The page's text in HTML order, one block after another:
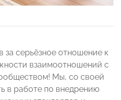
за серьёзное отношение к
взаимоотношений с
Мы, со своей
в работе по внедрению